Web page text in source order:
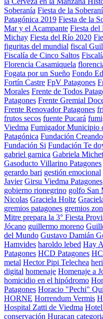
Soberanía Fiesta de la
Patagónica 2019 Fiesta de la
Mar y el Acampante Fiesta del
Michay Fiesta del Río 2020
figuritas del mundial fiscal
Fiscalía de Cinco Saltos
Florencia Casamiquela
Fogata por un Sueño Fondo
Fortín Castre FpV Patagones
Morales Frente de Todos
Patagones Frente Gremial
Frente Renovador Patagones
frutos secos fuente Pucará
Viedma Fumigador Municipio
Patagónica Fundación
Fundación Si Fundación Te
gabriel garnica Gabriela
Gasoducto Villarino Patagones
gerardo bari gestión emocional
Javier Girsu Viedma Patagones
gobierno rionegrino golfo San
Nicolas Graciela Holtz
gremios patagones gremios
Mitre prepara la 3° Fiesta
Jócano guillermo moreno
del Mundo Gustavo Damián
Hamvides haroldo lebed Hay
Patagones HCD Patagones
metal Hector Pipi Telechea
digital homenaje Homenaje a
homicidio en el hipódromo
Patagones Horacio "Pechi"
HORNE Horrendum Vermis
Hospital Zatti de Viedma
conservación Huracan